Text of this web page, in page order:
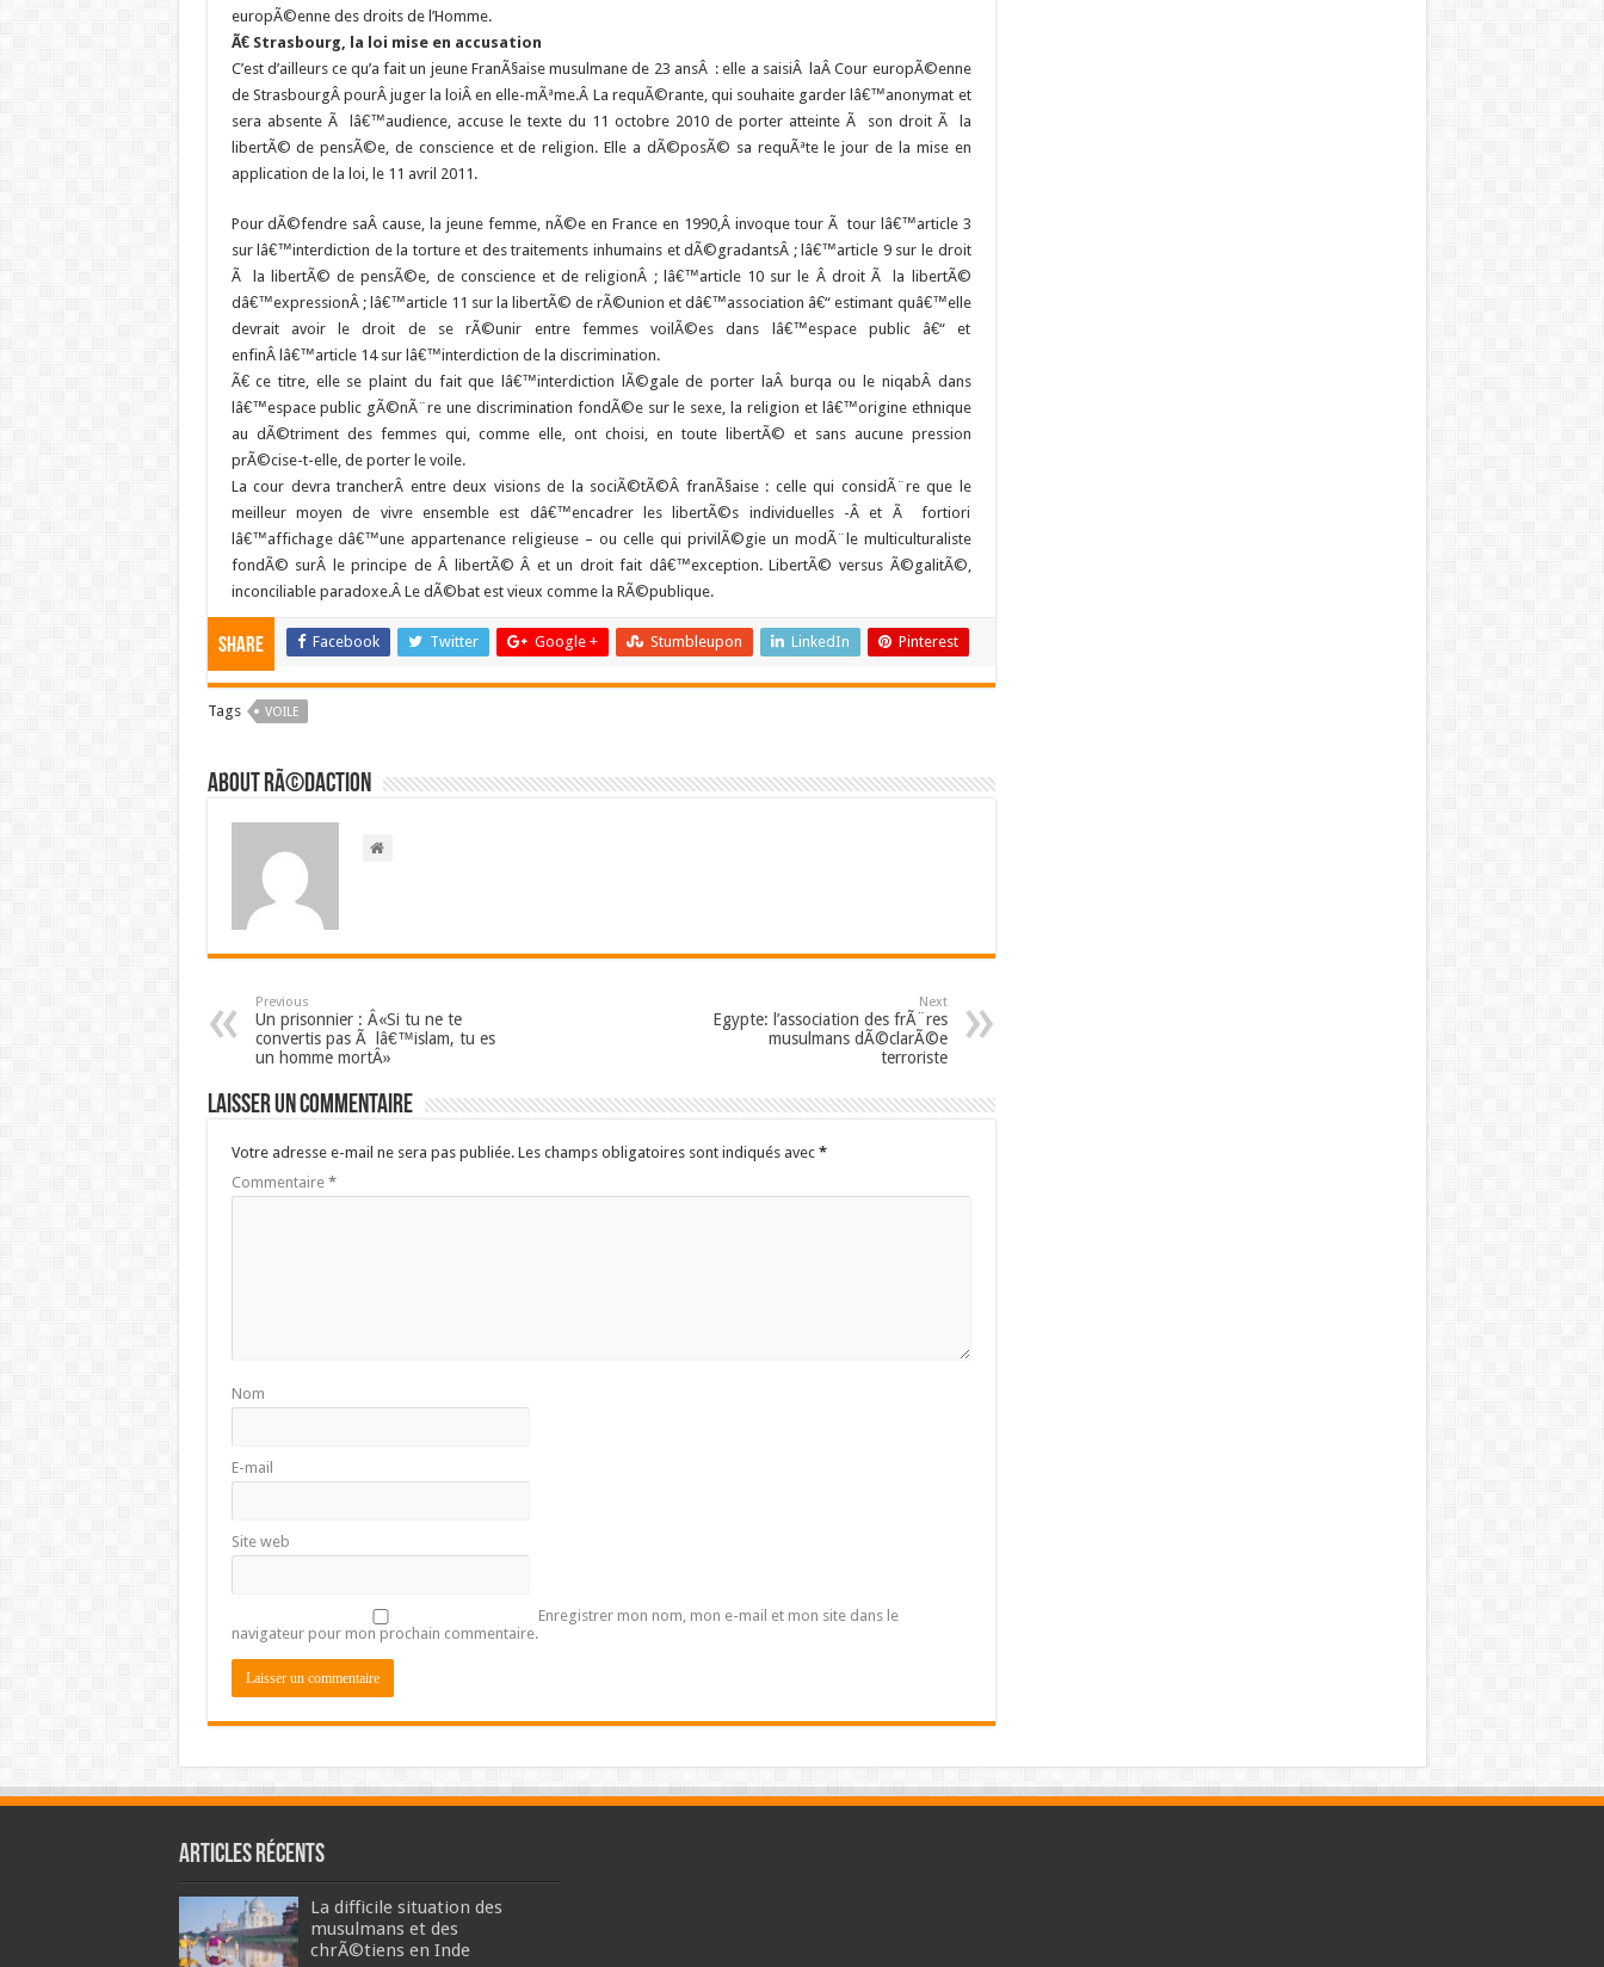
europÃ©enne des droits de l’Homme.
Ã€ Strasbourg, la loi mise en accusation
C’est d’ailleurs ce qu’a fait un jeune FranÃ§aise musulmane de 23 ansÂ : elle a saisiÂ laÂ Cour europÃ©enne
de StrasbourgÂ pourÂ juger la loiÂ en elle-mÃªme.Â La requÃ©rante, qui souhaite garder lâ€™anonymat et
sera absente Ã lâ€™audience, accuse le texte du 11 octobre 2010 de porter atteinte Ã son droit Ã la
libertÃ© de pensÃ©e, de conscience et de religion. Elle a dÃ©posÃ© sa requÃªte le jour de la mise en
application de la loi, le 11 avril 2011.
Pour dÃ©fendre saÂ cause, la jeune femme, nÃ©e en France en 1990,Â invoque tour Ã tour lâ€™article 3
sur lâ€™interdiction de la torture et des traitements inhumains et dÃ©gradantsÂ ; lâ€™article 9 sur le droit
Ã la libertÃ© de pensÃ©e, de conscience et de religionÂ ; lâ€™article 10 sur le Â droit Ã la libertÃ©
dâ€™expressionÂ ; lâ€™article 11 sur la libertÃ© de rÃ©union et dâ€™association â€“ estimant quâ€™elle
devrait avoir le droit de se rÃ©unir entre femmes voilÃ©es dans lâ€™espace public â€“ et
enfinÂ lâ€™article 14 sur lâ€™interdiction de la discrimination.
Ã€ ce titre, elle se plaint du fait que lâ€™interdiction lÃ©gale de porter laÂ burqa ou le niqabÂ dans
lâ€™espace public gÃ©nÃ¨re une discrimination fondÃ©e sur le sexe, la religion et lâ€™origine ethnique
au dÃ©triment des femmes qui, comme elle, ont choisi, en toute libertÃ© et sans aucune pression
prÃ©cise-t-elle, de porter le voile.
La cour devra trancherÂ entre deux visions de la sociÃ©tÃ©Â franÃ§aise : celle qui considÃ¨re que le
meilleur moyen de vivre ensemble est dâ€™encadrer les libertÃ©s individuelles -Â et Ã fortiori
lâ€™affichage dâ€™une appartenance religieuse – ou celle qui privilÃ©gie un modÃ¨le multiculturaliste
fondÃ© surÂ le principe de Â libertÃ© Â et un droit fait dâ€™exception. LibertÃ© versus Ã©galitÃ©,
inconciliable paradoxe.Â Le dÃ©bat est vieux comme la RÃ©publique.
Share Facebook Twitter Google + Stumbleupon LinkedIn Pinterest
Tags VOILE
About RÃ©daction
Previous
Un prisonnier : Â«Si tu ne te
convertis pas Ã lâ€™islam, tu es
un homme mortÂ»
Next
Egypte: l’association des frÃ¨res
musulmans dÃ©clarÃ©e
terroriste
Laisser un commentaire
Votre adresse e-mail ne sera pas publiée. Les champs obligatoires sont indiqués avec *
Commentaire *
Nom
E-mail
Site web
Enregistrer mon nom, mon e-mail et mon site dans le
navigateur pour mon prochain commentaire.
Articles récents
La difficile situation des
musulmans et des
chrÃ©tiens en Inde